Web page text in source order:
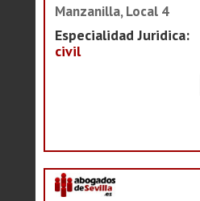
Manzanilla, Local 4
Especialidad Juridica:
civil